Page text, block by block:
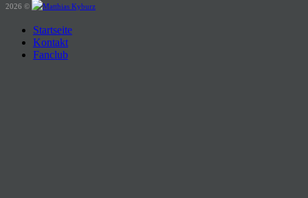
2026 ©
Startseite
Kontakt
Fanclub